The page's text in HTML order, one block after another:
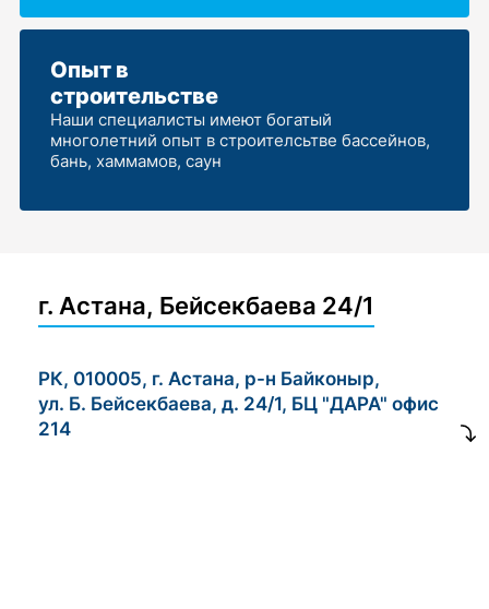
Опыт в
строительстве
Наши специалисты имеют богатый
многолетний опыт в строителсьтве бассейнов,
бань, хаммамов, саун
г. Астана, Бейсекбаева 24/1
РК, 010005, г. Астана, р-н Байконыр,
ул. Б. Бейсекбаева, д. 24/1, БЦ "ДАРА" офис
214